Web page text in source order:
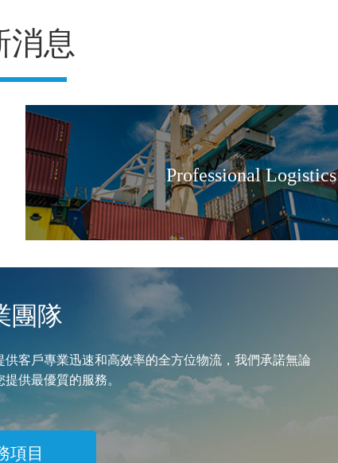
消息
2020-10-01
Happy Holiday~~!!
[Read more...]
Professional Logistics
團隊
客戶專業迅速和高效率的全方位物流，我們承諾無論
供最優質的服務。
項目